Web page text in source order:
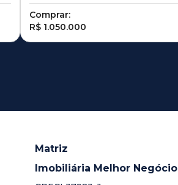
Comprar:
R$ 1.050.000
Matriz
Imobiliária Melhor Negócio